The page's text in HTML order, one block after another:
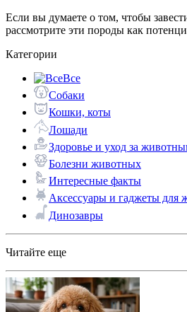
Если вы думаете о том, чтобы
рассмотрите эти породы как
Категории
Все
Собаки
Кошки, коты
Лошади
Здоровье и уход за
Болезни животных
Интересные факты
Аксессуары и гаджеты для
Динозавры
Читайте еще